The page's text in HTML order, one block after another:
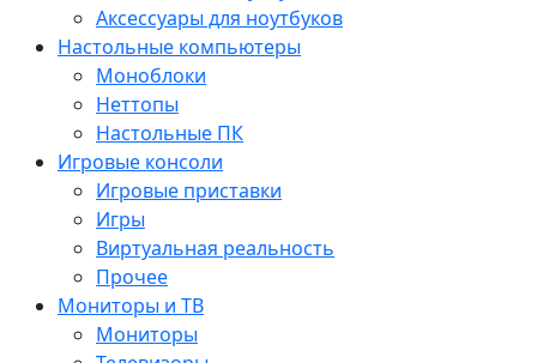
Аксессуары для ноутбуков
Настольные компьютеры
Моноблоки
Неттопы
Настольные ПК
Игровые консоли
Игровые приставки
Игры
Виртуальная реальность
Прочее
Мониторы и ТВ
Мониторы